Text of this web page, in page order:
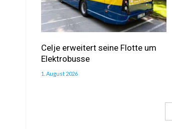
Celje erweitert seine Flotte um
Elektrobusse
1. August 2026